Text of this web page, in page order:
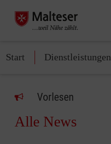
Start Dienstleistungen
Vorlesen
Alle News